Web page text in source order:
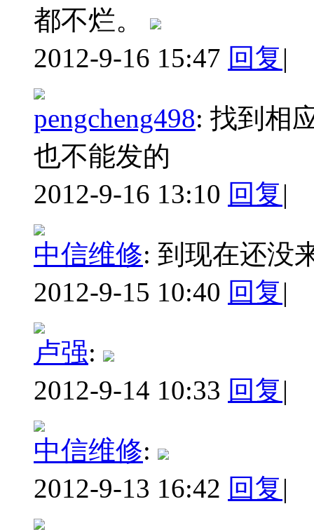
都不烂。
2012-9-16 15:47 回复|
pengcheng498: 找到相
也不能发的
2012-9-16 13:10 回复|
中信维修: 到现在还没
2012-9-15 10:40 回复|
卢强:
2012-9-14 10:33 回复|
中信维修:
2012-9-13 16:42 回复|